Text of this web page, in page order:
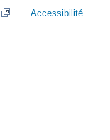
Accessibilité